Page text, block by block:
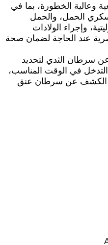
وعالية الخطورة، بما في
الحمل، والحمل
وإجراء الولادات
عند الحاجة لضمان صحة
سرطان الثدي لتحديد
التدخل في الوقت المناسب،
الكشف عن سرطان عنق